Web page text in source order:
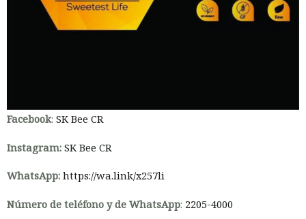
Facebook: SK Bee CR
Instagram: SK Bee CR
WhatsApp: https://wa.link/x257li
Número de teléfono y de WhatsApp: 2205-4000